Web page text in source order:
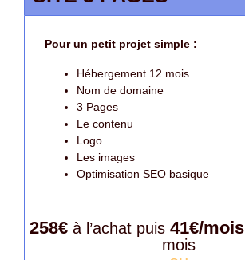
Pour un petit projet simple :
Hébergement 12 mois
Nom de domaine
3 Pages
Le contenu
Logo
Les images
Optimisation SEO basique
258€ à l’achat puis 41€/mois
mois